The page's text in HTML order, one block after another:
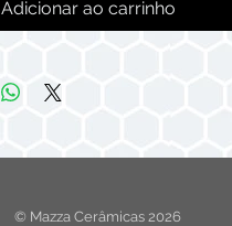
Adicionar ao carrinho
© Mazza Cerâmicas 2026